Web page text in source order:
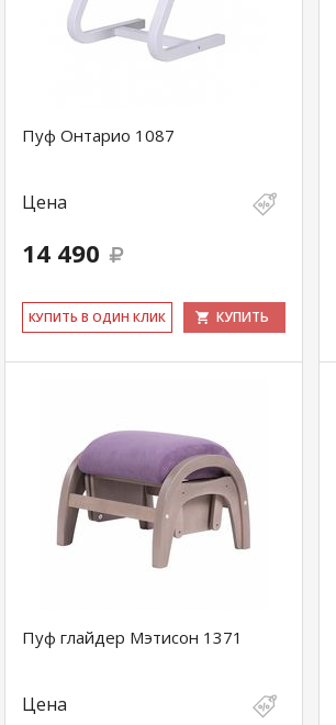
Пуф Онтарио 1087
Цена
14 490
КУ­ПИТЬ В ОДИН КЛИК КУПИТЬ
Пуф глайдер Мэтисон 1371
Цена